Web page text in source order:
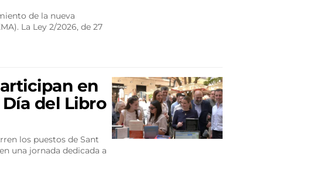
de la nueva
La Ley 2/2026, de 27
en
del Libro
los puestos de Sant
una jornada dedicada a